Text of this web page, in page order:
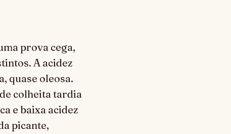
prova cega,
A acidez
quase oleosa.
colheita tardia
e baixa acidez
picante,